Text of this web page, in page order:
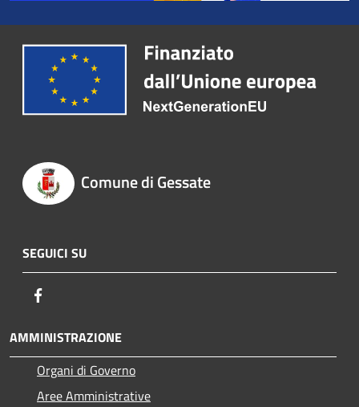
Comune di Gessate
SEGUICI SU
AMMINISTRAZIONE
Organi di Governo
Aree Amministrative